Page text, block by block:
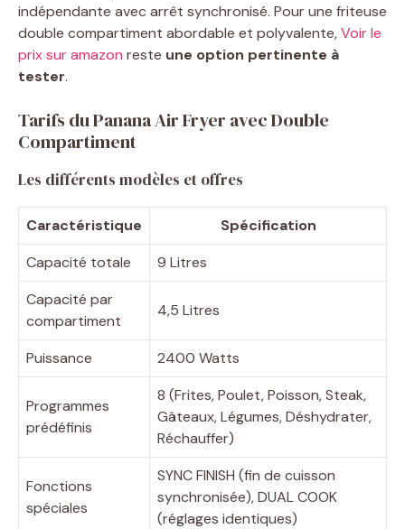
indépendante avec arrêt synchronisé. Pour une friteuse
double compartiment abordable et polyvalente,Voir le
prix sur amazon reste une option pertinente à
tester.
Tarifs du Panana Air Fryer avec Double
Compartiment
Les différents modèles et offres
Caractéristique
Spécification
Capacité totale
9 Litres
Capacité par
compartiment
4,5 Litres
Puissance 2400 Watts
Programmes
prédéfinis
8 (Frites, Poulet, Poisson, Steak,
Gâteaux, Légumes, Déshydrater,
Réchauffer)
Fonctions
spéciales
SYNC FINISH (fin de cuisson
synchronisée), DUAL COOK
(réglages identiques)